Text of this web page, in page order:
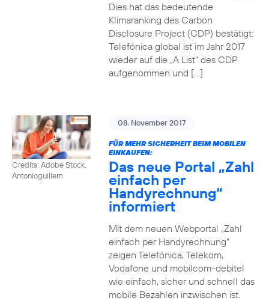
Dies hat das bedeutende
Klimaranking des Carbon
Disclosure Project (CDP) bestätigt:
Telefónica global ist im Jahr 2017
wieder auf die „A List“ des CDP
aufgenommen und […]
Credits: Adobe Stock,
Antonioguillem
08. November 2017
FÜR MEHR SICHERHEIT BEIM MOBILEN
EINKAUFEN:
Das neue Portal „Zahl
einfach per
Handyrechnung“
informiert
Mit dem neuen Webportal „Zahl
einfach per Handyrechnung“
zeigen Telefónica, Telekom,
Vodafone und mobilcom-debitel
wie einfach, sicher und schnell das
mobile Bezahlen inzwischen ist.